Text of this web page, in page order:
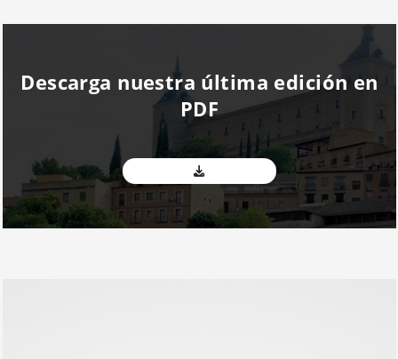
Descarga nuestra última edición en
PDF